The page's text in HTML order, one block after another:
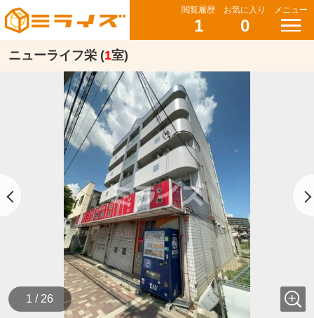
閲覧履歴
1
お気に入り
0
メニュー
ニューライフ栄 (1室)
1 / 26